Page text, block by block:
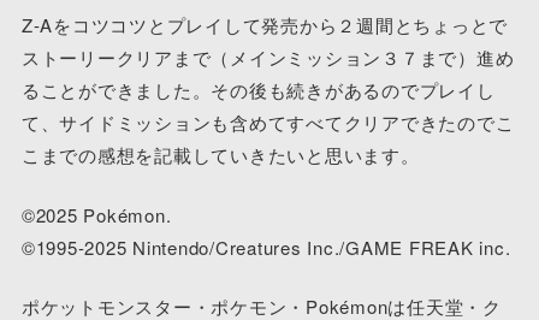
Z-Aをコツコツとプレイして発売から２週間とちょっとで
ストーリークリアまで（メインミッション３７まで）進め
ることができました。その後も続きがあるのでプレイし
て、サイドミッションも含めてすべてクリアできたのでこ
こまでの感想を記載していきたいと思います。
©2025 Pokémon.
©1995-2025 Nintendo/Creatures Inc./GAME FREAK inc.
ポケットモンスター・ポケモン・Pokémonは任天堂・ク